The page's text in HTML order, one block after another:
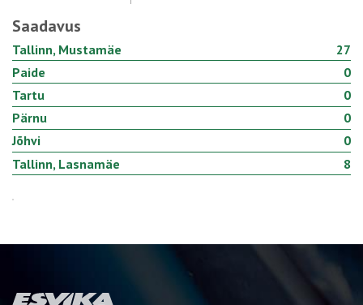
Saadavus
Tallinn, Mustamäe
27
Paide
0
Tartu
0
Pärnu
0
Jõhvi
0
Tallinn, Lasnamäe
8